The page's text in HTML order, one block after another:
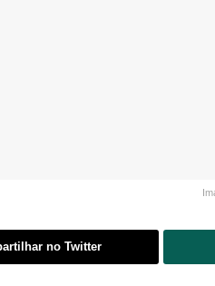
no Twitter